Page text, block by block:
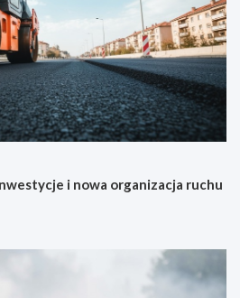
i nowa organizacja ruchu